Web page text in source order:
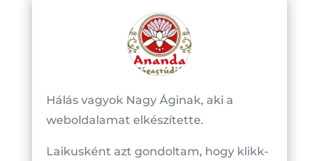
Hálás vagyok Nagy Áginak, aki a
weboldalamat elkészítette.
Laikusként azt gondoltam, hogy klikk-